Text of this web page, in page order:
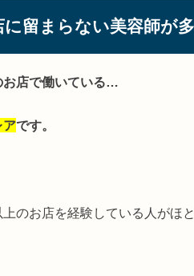
留まらない美容師が
お店で働いている…
アです。
のお店を経験している人がほと